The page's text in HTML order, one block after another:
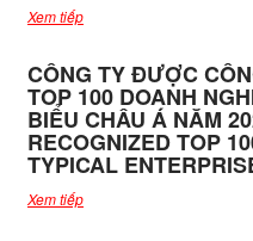
Xem tiếp
CÔNG TY ĐƯỢC
TOP 100 DOANH
BIỂU CHÂU Á NĂM
RECOGNIZED TOP
TYPICAL
Xem tiếp